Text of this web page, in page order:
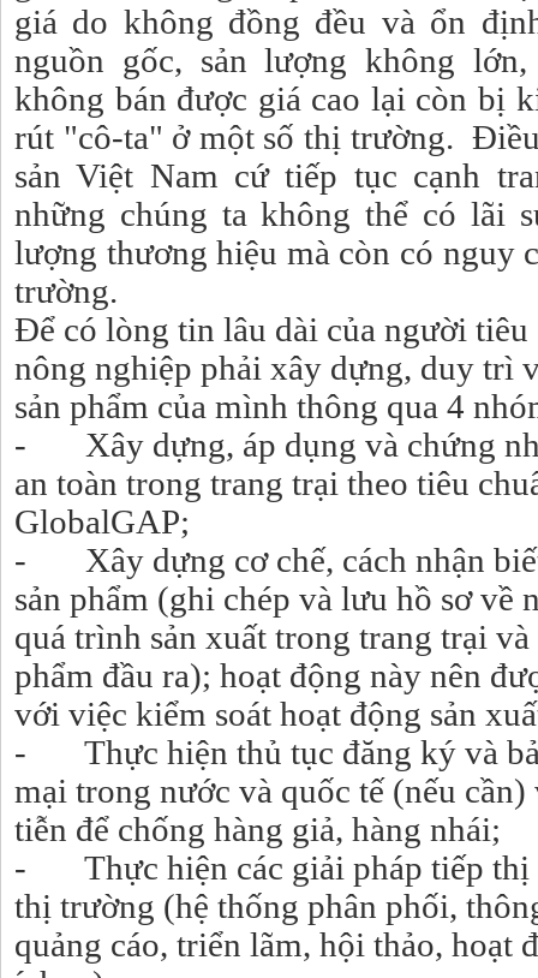
giá do không đồng đều và ổn
nguồn gốc, sản lượng không
không bán được giá cao lại còn bị
rút "cô-ta" ở một số thị trường.
sản Việt Nam cứ tiếp tục cạnh
những chúng ta không thể có lãi
lượng thương hiệu mà còn có nguy
trường.
Để có lòng tin lâu dài của người tiêu
nông nghiệp phải xây dựng, duy trì
sản phẩm của mình thông qua 4
- Xây dựng, áp dụng và chứng
an toàn trong trang trại theo tiêu
GlobalGAP;
- Xây dựng cơ chế, cách nhận
sản phẩm (ghi chép và lưu hồ sơ về
quá trình sản xuất trong trang trại và
phẩm đầu ra); hoạt động này nên
với việc kiểm soát hoạt động sản
- Thực hiện thủ tục đăng ký và
mại trong nước và quốc tế (nếu cần)
tiễn để chống hàng giả, hàng nhái;
- Thực hiện các giải pháp tiếp thị
thị trường (hệ thống phân phối,
quảng cáo, triển lãm, hội thảo, hoạt